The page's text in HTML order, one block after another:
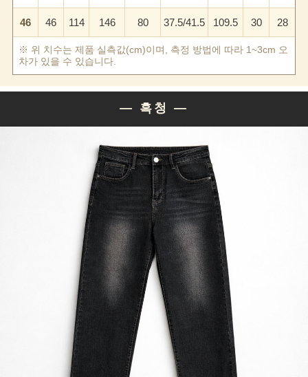
46 46 114 146 80 37.5/41.5 109.5 30 28
※ 위 치수는 제품 실측값(cm)이며, 측정 방법에 따라 1~3cm 오
차가 있을 수 있습니다.
— 흑청 —